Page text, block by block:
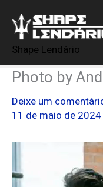
para
conteúdo
Shape Lendário
Photo by
Deixe um
11 de maio de 2024